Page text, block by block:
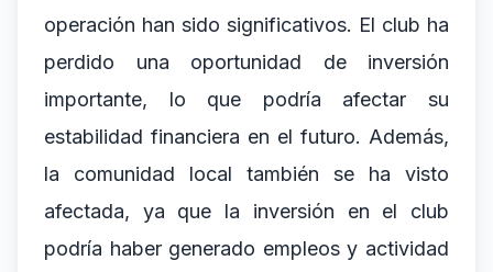
operación han sido significativos. El club ha
perdido una oportunidad de inversión
importante, lo que podría afectar su
estabilidad financiera en el futuro. Además,
la comunidad local también se ha visto
afectada, ya que la inversión en el club
podría haber generado empleos y actividad